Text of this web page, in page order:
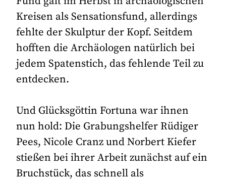
Kreisen als Sensationsfund, allerdings
fehlte der Skulptur der Kopf. Seitdem
hofften die Archäologen natürlich bei
jedem Spatenstich, das fehlende Teil zu
entdecken.
Und Glücksgöttin Fortuna war ihnen
nun hold: Die Grabungshelfer Rüdiger
Pees, Nicole Cranz und Norbert Kiefer
stießen bei ihrer Arbeit zunächst auf ein
Bruchstück, das schnell als